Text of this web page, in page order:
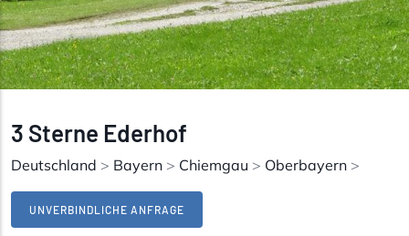
3 Sterne Ederhof
Deutschland > Bayern > Chiemgau > Oberbayern >
UNVERBINDLICHE ANFRAGE